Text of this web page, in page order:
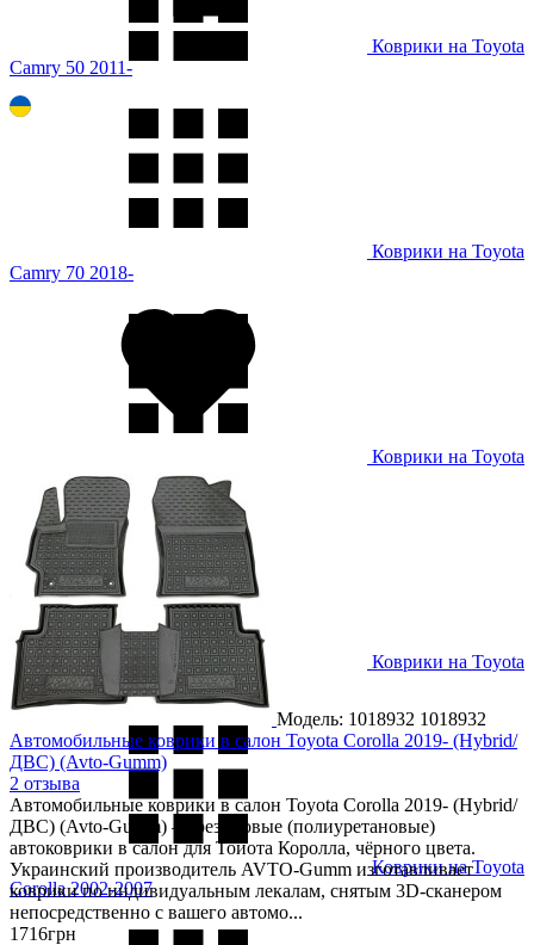
Коврики на Toyota
Camry 50 2011-
Коврики на Toyota
Camry 70 2018-
Коврики на Toyota
Camry 80 2024-
Коврики на Toyota
Camry VX60 2014- USA
Коврики на Toyota
Corolla 2002-2007
Модель: 1018932 1018932
Автомобильные коврики в салон Toyota Corolla 2019- (Hybrid/
ДВС) (Avto-Gumm)
2 отзыва
Автомобильные коврики в салон Toyota Corolla 2019- (Hybrid/
ДВС) (Avto-Gumm) — резиновые (полиуретановые)
автоковрики в салон для Тойота Королла, чёрного цвета.
Украинский производитель AVTO-Gumm изготавливает
коврики по индивидуальным лекалам, снятым 3D-сканером
непосредственно с вашего автомо...
1716грн